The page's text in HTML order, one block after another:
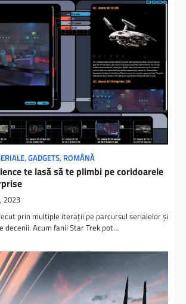
, GADGETS, ROMÂNĂ
te lasă să te plimbi pe coridoarele
2023
prin multiple iteraţii pe parcursul serialelor şi
decenii. Acum fanii Star Trek pot…